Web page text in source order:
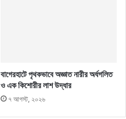
বাগেরহাটে পৃথকভাবে অজ্ঞাত নারীর অর্ধগলিত
ও এক কিশোরীর লাশ উদ্ধার
৭ আগস্ট, ২০২৬